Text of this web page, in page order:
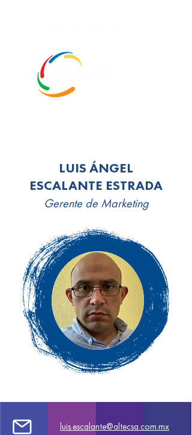
LUIS ÁNGEL
ESCALANTE ESTRADA
Gerente de Marketing
luis.escalante@altecsa.com.mx